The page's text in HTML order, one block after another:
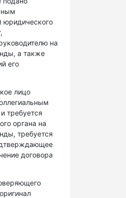
юридического
на
а также
его
лицо
требуется
органа на
требуется
договора